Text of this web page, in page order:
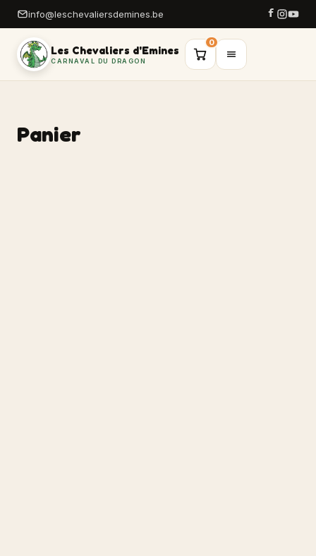
info@leschevaliersdemines.be
Les Chevaliers d'Emines
CARNAVAL DU DRAGON
0
Panier